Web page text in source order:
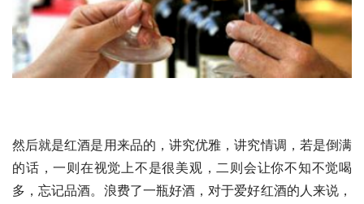
然后就是红酒是用来品的，讲究优雅，讲究情调，若是倒满
的话，一则在视觉上不是很美观，二则会让你不知不觉喝
多，忘记品酒。浪费了一瓶好酒，对于爱好红酒的人来说，